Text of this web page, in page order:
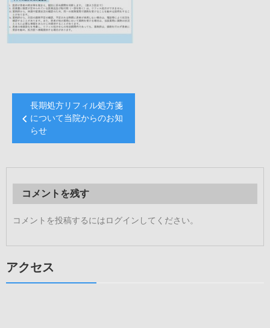
ン
長期処方リフィル処方箋
について当院からのお知
らせ
コメントを残す
コメントを投稿するにはログイン してください。
アクセス